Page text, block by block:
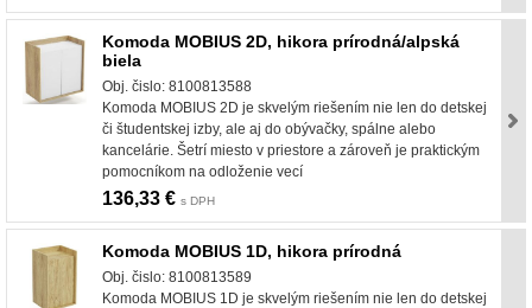
Komoda MOBIUS 2D, hikora prírodná/alpská
biela
Obj. čislo: 8100813588
Komoda MOBIUS 2D je skvelým riešením nie len do detskej
či študentskej izby, ale aj do obývačky, spálne alebo
kancelárie. Šetrí miesto v priestore a zároveň je praktickým
pomocníkom na odloženie vecí
136,33 € s DPH
Komoda MOBIUS 1D, hikora prírodná
Obj. čislo: 8100813589
Komoda MOBIUS 1D je skvelým riešením nie len do detskej